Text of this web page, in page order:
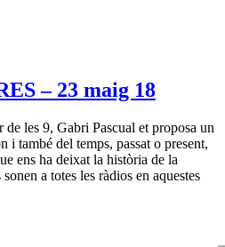
– 23 maig 18
les 9, Gabri Pascual et proposa un
i també del temps, passat o present,
ens ha deixat la història de la
a totes les ràdios en aquestes